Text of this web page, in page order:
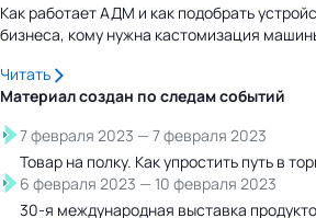
Как работает АДМ и как подобрать
бизнеса, кому нужна кастомизация
Читать
Материал создан по следамсобытий
7 февраля 2023 — 7 февраля 2023
Товар на полку. Как упростить путь в
6 февраля 2023 — 10 февраля 2023
30-я международная выставка